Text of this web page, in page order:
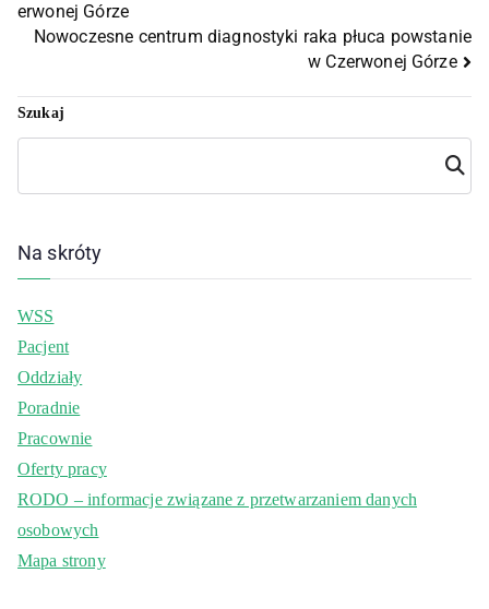
erwonej Górze
Nowoczesne centrum diagnostyki raka płuca powstanie
w Czerwonej Górze
Szukaj
Szuka
j
Na skróty
WSS
Pacjent
Oddziały
Poradnie
Pracownie
Oferty pracy
RODO – informacje związane z przetwarzaniem danych
osobowych
Mapa strony